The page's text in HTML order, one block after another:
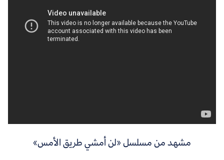
مشهد من مسلسل «لن أمشي طريق الأمس»